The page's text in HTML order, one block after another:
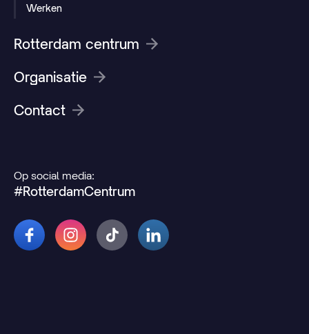
Werken
Rotterdam centrum
Organisatie
Contact
Op social media:
#RotterdamCentrum